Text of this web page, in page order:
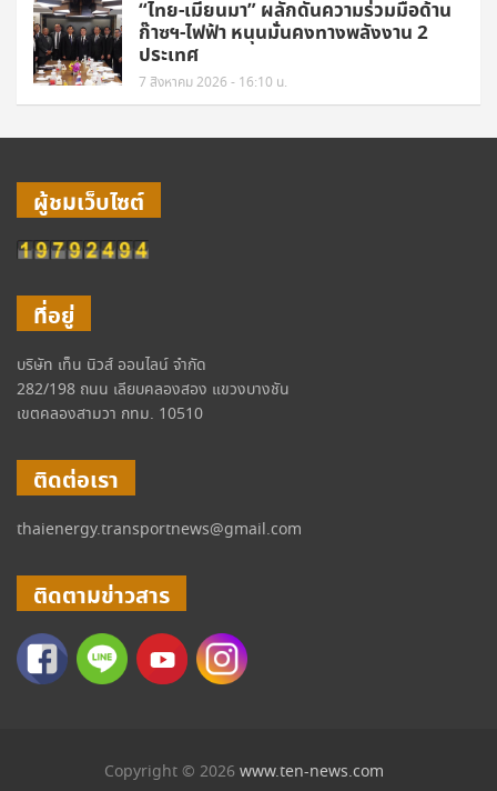
“ไทย-เมียนมา” ผลักดันความร่วมมือด้าน
ก๊าซฯ-ไฟฟ้า หนุนมั่นคงทางพลังงาน 2
ประเทศ
7 สิงหาคม 2026 - 16:10 น.
ผู้ชมเว็บไซต์
ที่อยู่
บริษัท เท็น นิวส์ ออนไลน์ จำกัด
282/198 ถนน เลียบคลองสอง แขวงบางชัน
เขตคลองสามวา กทม. 10510
ติดต่อเรา
thaienergy.transportnews@gmail.com
ติดตามข่าวสาร
Copyright © 2026 www.ten-news.com